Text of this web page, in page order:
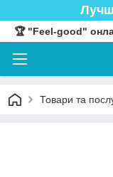
🏆 "Feel-good"
Товари та